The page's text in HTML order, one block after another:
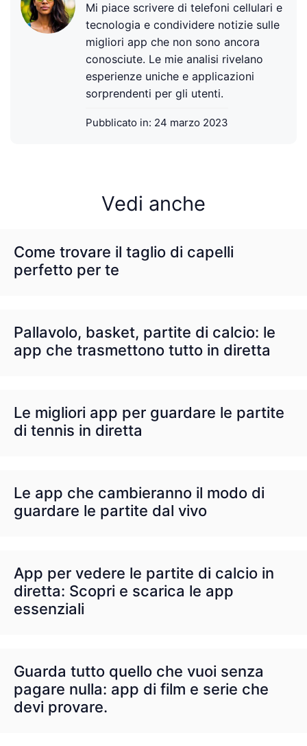
Mi piace scrivere di telefoni cellulari e
tecnologia e condividere notizie sulle
migliori app che non sono ancora
conosciute. Le mie analisi rivelano
esperienze uniche e applicazioni
sorprendenti per gli utenti.
Pubblicato in: 24 marzo 2023
Vedi anche
Come trovare il taglio di capelli
perfetto per te
Pallavolo, basket, partite di calcio: le
app che trasmettono tutto in diretta
Le migliori app per guardare le partite
di tennis in diretta
Le app che cambieranno il modo di
guardare le partite dal vivo
App per vedere le partite di calcio in
diretta: Scopri e scarica le app
essenziali
Guarda tutto quello che vuoi senza
pagare nulla: app di film e serie che
devi provare.